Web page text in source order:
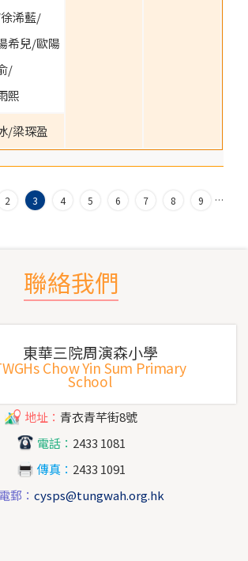
浠藍/
希兒/歐陽
/
熙
/梁琛盈
2 3 4 5 6 7 8 9 …
聯絡我們
東華三院周演森小學
Chow Yin Sum Primary
School
地址： 青衣青芊街8號
電話： 2433 1081
傳真： 2433 1091
電郵： cysps@tungwah.org.hk